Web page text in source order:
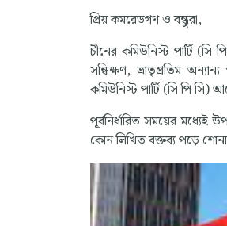
প্রিয় কমরেডগণ ও বন্ধুরা,
চীনের কমিউনিস্ট পার্টি
সন্ধিক্ষণ, ভ্রাতৃপ্রতিম
কমিউনিস্ট পার্টি (সি পি সি)
পূর্বনির্ধারিত সময়ের মধ্যেই
কোন লিখিত বক্তব্য পড়ে